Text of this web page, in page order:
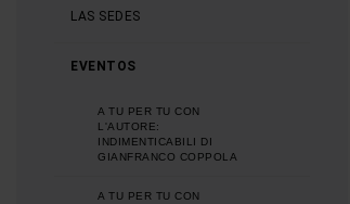
LAS SEDES
EVENTOS
A TU PER TU CON
L'AUTORE:
INDIMENTICABILI DI
GIANFRANCO COPPOLA
A TU PER TU CON